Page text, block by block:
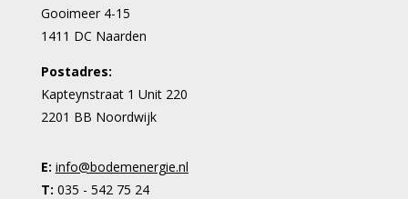
Gooimeer 4-15
1411 DC Naarden
Postadres:
Kapteynstraat 1 Unit 220
2201 BB Noordwijk
E: info@bodemenergie.nl
T: 035 - 542 75 24